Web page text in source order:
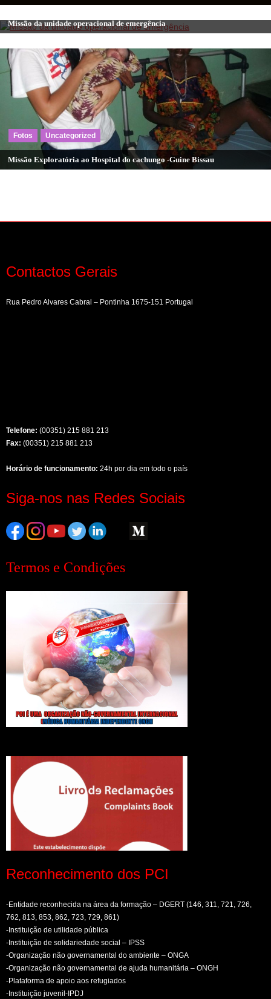
Missão da unidade operacional de emergência
Fotos Uncategorized
Missão Exploratória ao Hospital do cachungo -Guine Bissau
Contactos Gerais
Rua Pedro Alvares Cabral – Pontinha 1675-151 Portugal
Telefone: (00351) 215 881 213
Fax: (00351) 215 881 213
Horário de funcionamento: 24h por dia em todo o país
Siga-nos nas Redes Sociais
Termos e Condições
Reconhecimento dos PCI
-Entidade reconhecida na área da formação – DGERT (146, 311, 721, 726,
762, 813, 853, 862, 723, 729, 861)
-Instituição de utilidade pública
-Instituição de solidariedade social – IPSS
-Organização não governamental do ambiente – ONGA
-Organização não governamental de ajuda humanitária – ONGH
-Plataforma de apoio aos refugiados
-Instituição juvenil-IPDJ